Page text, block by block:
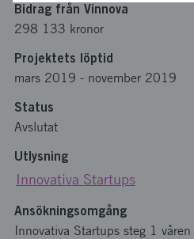
Bidrag från Vinnova
298 133 kronor
Projektets löptid
mars 2019 - november 2019
Status
Avslutat
Utlysning
Innovativa Startups
Ansökningsomgång
Innovativa Startups steg 1